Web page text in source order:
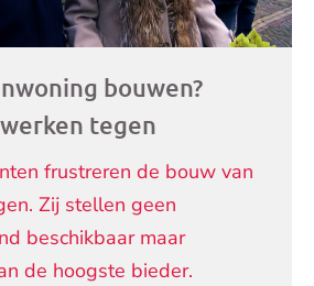
bouwen?
tegen
frustreren de bouw van
Zij stellen geen
beschikbaar maar
de hoogste bieder.